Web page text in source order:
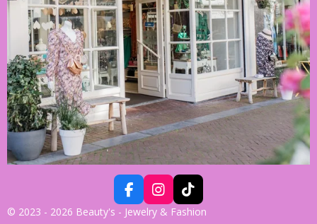
F
A
I
N
T
I
© 2023 - 2026 Beauty's - Jewelry & Fashion